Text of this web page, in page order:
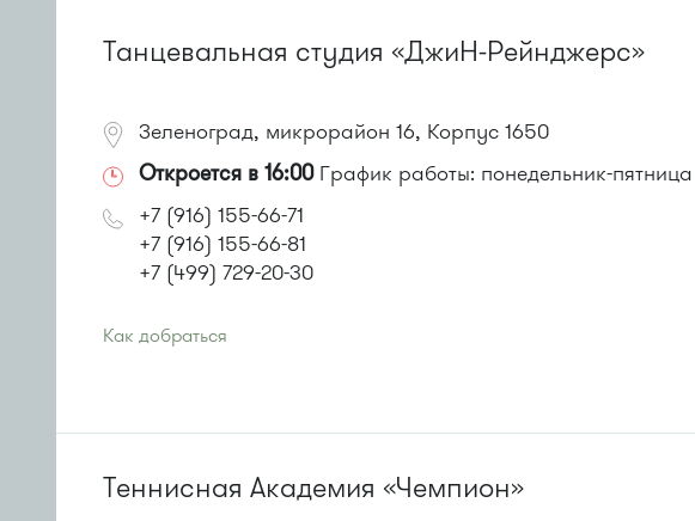
Танцевальная студия «ДжиН-Рейнджерс»
Зеленоград, микрорайон 16, Корпус 1650
Откроется в 16:00График работы: понедельник-пятница
+7 (916) 155-66-71
+7 (916) 155-66-81
+7 (499) 729-20-30
Как добраться
или до остановки"Пенсионный фонд":
Маршрутка № 707м
Теннисная Академия «Чемпион»